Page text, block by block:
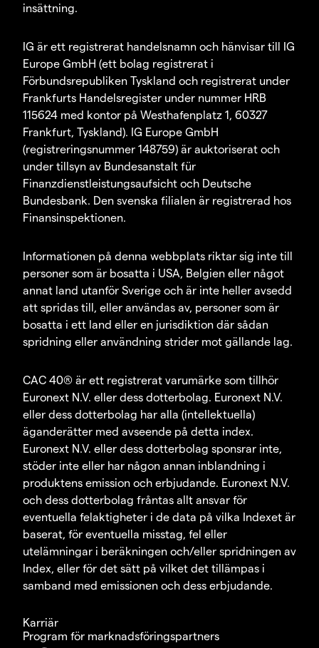
insättning.
IG är ett registrerat handelsnamn och hänvisar till IG
Europe GmbH (ett bolag registrerat i
Förbundsrepubliken Tyskland och registrerat under
Frankfurts Handelsregister under nummer HRB
115624 med kontor på Westhafenplatz 1, 60327
Frankfurt, Tyskland). IG Europe GmbH
(registreringsnummer 148759) är auktoriserat och
under tillsyn av Bundesanstalt für
Finanzdienstleistungsaufsicht och Deutsche
Bundesbank. Den svenska filialen är registrerad hos
Finansinspektionen.
Informationen på denna webbplats riktar sig inte till
personer som är bosatta i USA, Belgien eller något
annat land utanför Sverige och är inte heller avsedd
att spridas till, eller användas av, personer som är
bosatta i ett land eller en jurisdiktion där sådan
spridning eller användning strider mot gällande lag.
CAC 40® är ett registrerat varumärke som tillhör
Euronext N.V. eller dess dotterbolag. Euronext N.V.
eller dess dotterbolag har alla (intellektuella)
äganderätter med avseende på detta index.
Euronext N.V. eller dess dotterbolag sponsrar inte,
stöder inte eller har någon annan inblandning i
produktens emission och erbjudande. Euronext N.V.
och dess dotterbolag fråntas allt ansvar för
eventuella felaktigheter i de data på vilka Indexet är
baserat, för eventuella misstag, fel eller
utelämningar i beräkningen och/eller spridningen av
Index, eller för det sätt på vilket det tillämpas i
samband med emissionen och dess erbjudande.
Karriär
Program för marknadsföringspartners